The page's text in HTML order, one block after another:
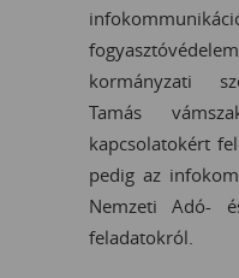
kormányzati
Tamás
kapcsolatokért
pedig az
Nemzeti Adó-
feladatokról.